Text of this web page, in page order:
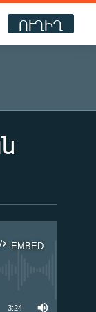
ՈՒՂԻՂ
EMBED
3:24